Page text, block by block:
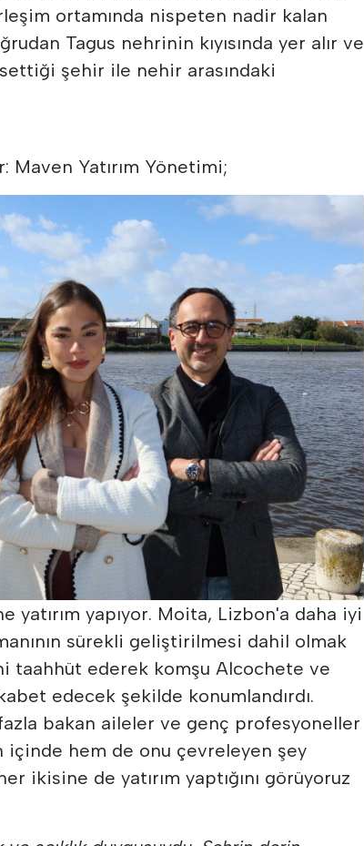
ortamında nispeten nadir kalan
Tagus nehrinin kıyısında yer alır ve
şehir ile nehir arasındaki
Maven Yatırım Yönetimi;
yatırım yapıyor. Moita, Lizbon'a daha iyi
sürekli geliştirilmesi dahil olmak
taahhüt ederek komşu Alcochete ve
edecek şekilde konumlandırdı.
bakan aileler ve genç profesyoneller
hem de onu çevreleyen şey
ikisine de yatırım yaptığını görüyoruz